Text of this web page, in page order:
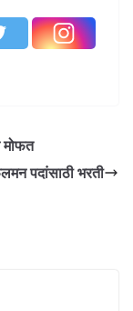
मोफत
पदांसाठी भरती